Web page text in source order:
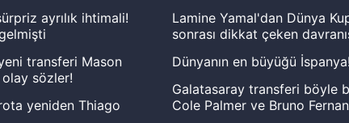
ayrılık ihtimali!
transferi Mason
sözler!
yeniden Thiago
Lamine Yamal'dan Dünya
sonrası dikkat çeken
Dünyanın en büyüğü İspanya!
Galatasaray transferi böyle
Cole Palmer ve Bruno